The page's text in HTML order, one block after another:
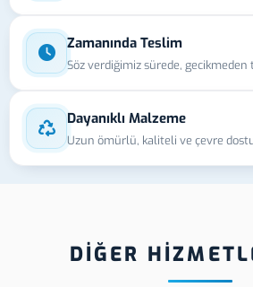
Zamanında Teslim
Söz verdiğimiz sürede, gecikmeden
Dayanıklı Malzeme
Uzun ömürlü, kaliteli ve çevre
DİĞER